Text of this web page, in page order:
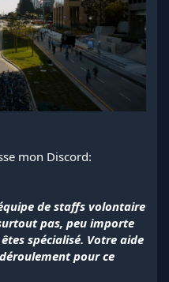
mon Discord:
de staffs volontaire
pas, peu importe
spécialisé. Votre aide
pour ce